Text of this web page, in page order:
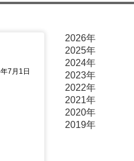
7月1日
2026年
2025年
2024年
2023年
2022年
2021年
2020年
2019年